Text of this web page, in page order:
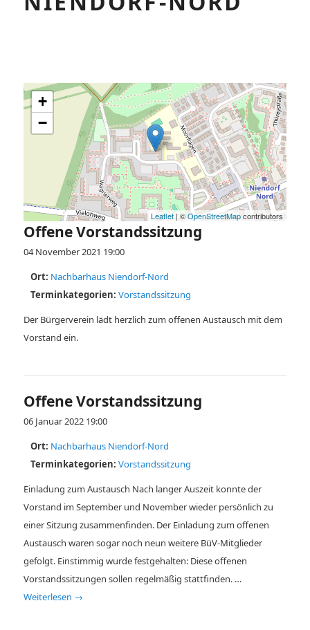
+
−
Leaflet| ©OpenStreetMapcontributors
Offene Vorstandssitzung
04 November 2021 19:00
Ort: Nachbarhaus Niendorf-Nord
Terminkategorien: Vorstandssitzung
Der Bürgerverein lädt herzlich zum offenen Austausch mit dem
Vorstand ein.
Offene Vorstandssitzung
06 Januar 2022 19:00
Ort: Nachbarhaus Niendorf-Nord
Terminkategorien: Vorstandssitzung
Einladung zum Austausch Nach langer Auszeit konnte der
Vorstand im September und November wieder persönlich zu
einer Sitzung zusammenfinden. Der Einladung zum offenen
Austausch waren sogar noch neun weitere BüV-Mitglieder
gefolgt. Einstimmig wurde festgehalten: Diese offenen
Vorstandssitzungen sollen regelmäßig stattfinden. …
Weiterlesen →